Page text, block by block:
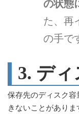
の状態
た、再
の手で
3. デ
保存先のディスク
きないことがあり